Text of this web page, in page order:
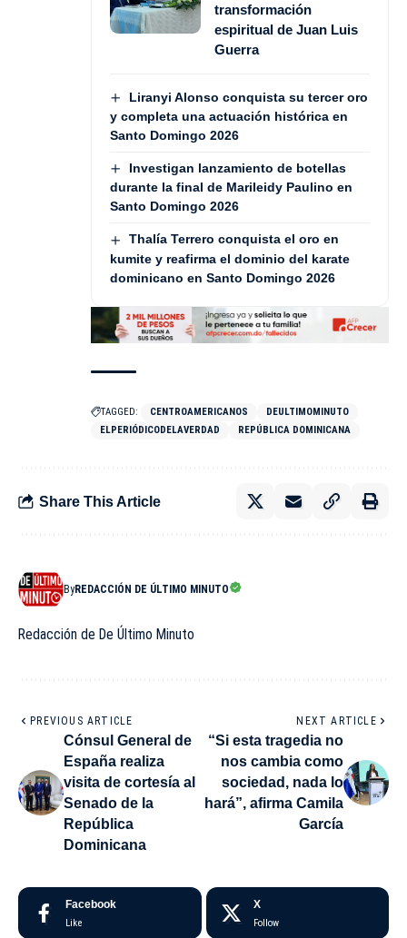
transformación
espiritual de Juan Luis
Guerra
Liranyi Alonso conquista su tercer oro
y completa una actuación histórica en
Santo Domingo 2026
Investigan lanzamiento de botellas
durante la final de Marileidy Paulino en
Santo Domingo 2026
Thalía Terrero conquista el oro en
kumite y reafirma el dominio del karate
dominicano en Santo Domingo 2026
TAGGED: CENTROAMERICANOS
DEULTIMOMINUTO
ELPERIÓDICODELAVERDAD
REPÚBLICA DOMINICANA
Share This Article
ByREDACCIÓN DE ÚLTIMO MINUTO
Redacción de De Último Minuto
PREVIOUS ARTICLE
Cónsul General de
España realiza
visita de cortesía al
Senado de la
República
Dominicana
NEXT ARTICLE
“Si esta tragedia no
nos cambia como
sociedad, nada lo
hará”, afirma Camila
García
Facebook
Like
X
Follow